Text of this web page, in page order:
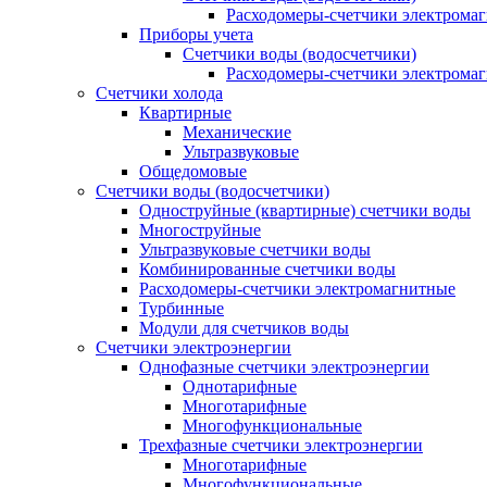
Расходомеры-счетчики
Приборы учета
Счетчики воды (водосчетчики)
Расходомеры-счетчики
Счетчики холода
Квартирные
Механические
Ультразвуковые
Общедомовые
Счетчики воды (водосчетчики)
Одноструйные (квартирные) счетчики воды
Многоструйные
Ультразвуковые счетчики воды
Комбинированные счетчики воды
Расходомеры-счетчики электромагнитные
Турбинные
Модули для счетчиков воды
Счетчики электроэнергии
Однофазные счетчики электроэнергии
Однотарифные
Многотарифные
Многофункциональные
Трехфазные счетчики электроэнергии
Многотарифные